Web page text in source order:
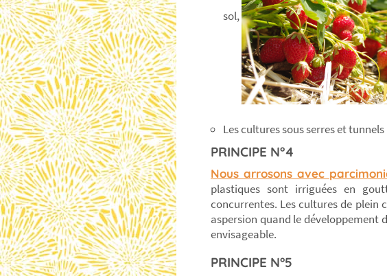
sol,
Les cultures sous serres et
PRINCIPE N°4
Nous arrosons avec
plastiques sont irriguées en
concurrentes. Les cultures de plein
aspersion quand le développement
envisageable.
PRINCIPE N°5